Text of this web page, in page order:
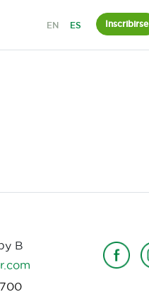
EN ES Inscribirse
B